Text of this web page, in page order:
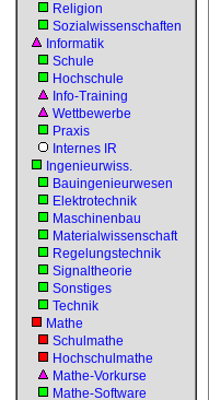
Religion
Sozialwissenschaften
Informatik
Schule
Hochschule
Info-Training
Wettbewerbe
Praxis
Internes IR
Ingenieurwiss.
Bauingenieurwesen
Elektrotechnik
Maschinenbau
Materialwissenschaft
Regelungstechnik
Signaltheorie
Sonstiges
Technik
Mathe
Schulmathe
Hochschulmathe
Mathe-Vorkurse
Mathe-Software